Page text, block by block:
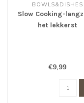
BOWLS&DISHES
Slow Cooking-
het lekkerst
€9,99